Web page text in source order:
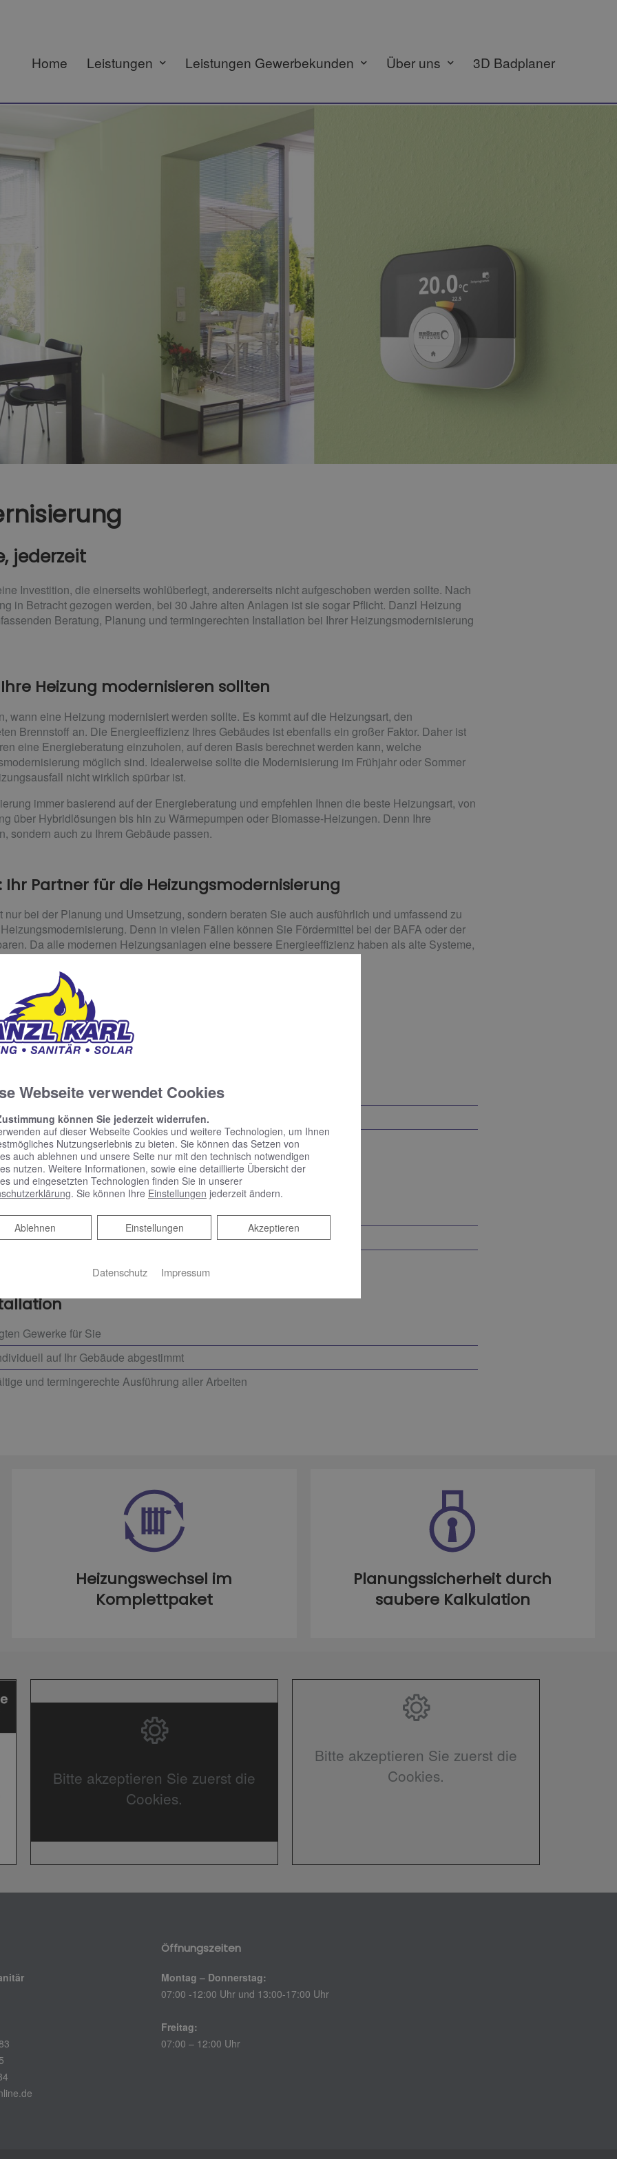
Home Leistungen Leistungen Gewerbekunden Über uns 3D Badplaner
jederzeit
Investition, die einerseits wohlüberlegt, andererseits nicht aufgeschoben werden sollte. Nach
in Betracht gezogen werden, bei 30 Jahre alten Anlagen ist sie sogar Pflicht. Danzl Heizung
Beratung, Planung und termingerechten Installation bei Ihrer Heizungsmodernisierung
Heizung modernisieren sollten
wann eine Heizung modernisiert werden sollte. Es kommt auf die Heizungsart, den
Brennstoff an. Die Energieeffizienz Ihres Gebäudes ist ebenfalls ein großer Faktor. Daher ist
eine Energieberatung einzuholen, auf deren Basis berechnet werden kann, welche
möglich sind. Idealerweise sollte die Modernisierung im Frühjahr oder Sommer
nicht wirklich spürbar ist.
immer basierend auf der Energieberatung und empfehlen Ihnen die beste Heizungsart, von
über Hybridlösungen bis hin zu Wärmepumpen oder Biomasse-Heizungen. Denn Ihre
sondern auch zu Ihrem Gebäude passen.
Ihr Partner für die Heizungsmodernisierung
bei der Planung und Umsetzung, sondern beraten Sie auch ausführlich und umfassend zu
Denn in vielen Fällen können Sie Fördermittel bei der BAFA oder der
Da alle modernen Heizungsanlagen eine bessere Energieeffizienz haben als alte Systeme,
auch für eine Energieberatung!
und Beratung
einer individuellen Bedarfsanalyse
Beratung zu Brennstoffen und Fördermitteln
wir eine transparente und bindende Kostenaufstellung
führender Hersteller
Service- und Garantieleistungen
Service und Wartung
Gewerke für Sie
auf Ihr Gebäude abgestimmt
und termingerechte Ausführung aller Arbeiten
Heizungswechsel im
Komplettpaket
Planungssicherheit durch
saubere Kalkulation
Bitte akzeptieren Sie zuerst die
Cookies.
Bitte akzeptieren Sie zuerst die
Cookies.
Öffnungszeiten
Montag – Donnerstag:
07:00 -12:00 Uhr und 13:00-17:00 Uhr
Freitag:
07:00 – 12:00 Uhr
Webseite verwendet Cookies
können Sie jederzeit widerrufen.
auf dieser Webseite Cookies und weitere Technologien, um Ihnen
Nutzungserlebnis zu bieten. Sie können das Setzen von
auch ablehnen und unsere Seite nur mit den technisch notwendigen
nutzen. Weitere Informationen, sowie eine detaillierte Übersicht der
und eingesetzten Technologien finden Sie in unserer
. Sie können Ihre Einstellungen jederzeit ändern.
Akzeptieren
Einstellungen
Ablehnen
Ablehnen
Datenschutz Impressum